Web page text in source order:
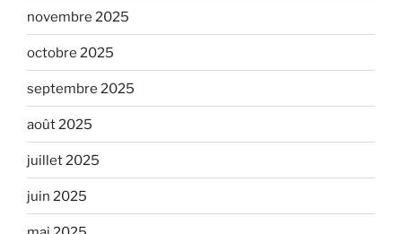
novembre 2025
octobre 2025
septembre 2025
août 2025
juillet 2025
juin 2025